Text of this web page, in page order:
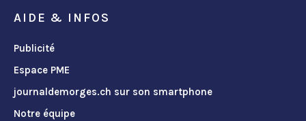
AIDE & INFOS
Publicité
Espace PME
journaldemorges.ch sur son smartphone
Notre équipe